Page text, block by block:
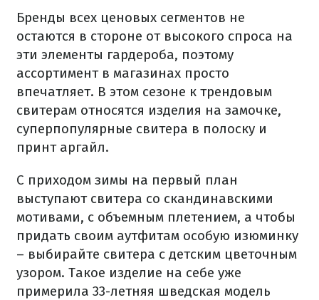
Бренды всех ценовых сегментов не
остаются в стороне от высокого спроса на
эти элементы гардероба, поэтому
ассортимент в магазинах просто
впечатляет. В этом сезоне к трендовым
свитерам относятся изделия на замочке,
суперпопулярные свитера в полоску и
принт аргайл.
С приходом зимы на первый план
выступают свитера со скандинавскими
мотивами, с объемным плетением, а чтобы
придать своим аутфитам особую изюминку
– выбирайте свитера с детским цветочным
узором. Такое изделие на себе уже
примерила 33-летняя шведская модель